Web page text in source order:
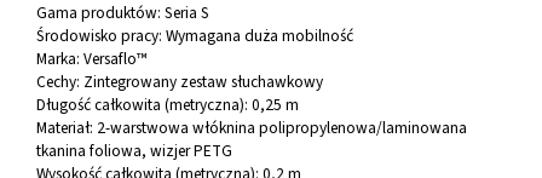
Gama produktów: Seria S
Środowisko pracy: Wymagana duża mobilność
Marka: Versaflo™
Cechy: Zintegrowany zestaw słuchawkowy
Długość całkowita (metryczna): 0,25 m
Materiał: 2-warstwowa włóknina polipropylenowa/laminowana
tkanina foliowa, wizjer PETG